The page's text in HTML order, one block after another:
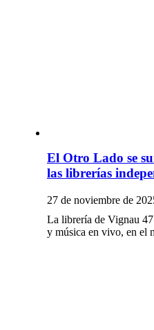
El Otro Lado se
las librerías
27 de noviembre de
La librería de Vignau
y música en vivo, en el